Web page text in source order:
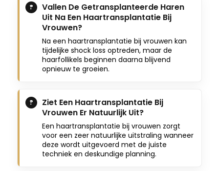
Vallen De Getransplanteerde Haren
Uit Na Een Haartransplantatie Bij
Vrouwen?
Na een haartransplantatie bij vrouwen kan
tijdelijke shock loss optreden, maar de
haarfollikels beginnen daarna blijvend
opnieuw te groeien.
Ziet Een Haartransplantatie Bij
Vrouwen Er Natuurlijk Uit?
Een haartransplantatie bij vrouwen zorgt
voor een zeer natuurlijke uitstraling wanneer
deze wordt uitgevoerd met de juiste
techniek en deskundige planning.